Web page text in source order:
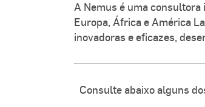
A Nemus é uma
Europa, África e América
inovadoras e eficazes,
Consulte abaixo alguns